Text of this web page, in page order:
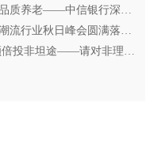
老——中信银行深圳分行养老
业秋日峰会圆满落幕，携手
坦途——请对非理性购彩说“